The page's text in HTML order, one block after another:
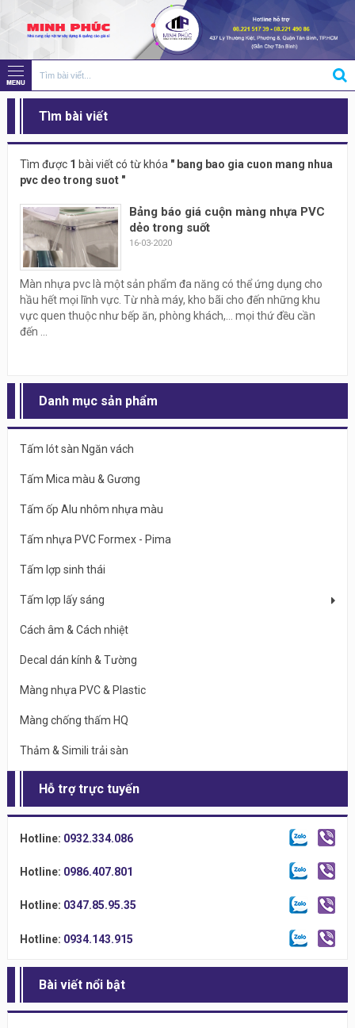
Tìm bài viết
Tìm được 1 bài viết có từ khóa " bang bao gia cuon mang nhua
pvc deo trong suot "
Bảng báo giá cuộn màng nhựa PVC
dẻo trong suốt
16-03-2020
Màn nhựa pvc là một sản phẩm đa năng có thể ứng dụng cho
hầu hết mọi lĩnh vực. Từ nhà máy, kho bãi cho đến những khu
vực quen thuộc như bếp ăn, phòng khách,… mọi thứ đều cần
đến ...
Danh mục sản phẩm
Tấm lót sàn Ngăn vách
Tấm Mica màu & Gương
Tấm ốp Alu nhôm nhựa màu
Tấm nhựa PVC Formex - Pima
Tấm lợp sinh thái
Tấm lợp lấy sáng
Cách âm & Cách nhiệt
Decal dán kính & Tường
Màng nhựa PVC & Plastic
Màng chống thấm HQ
Thảm & Simili trải sàn
Hỗ trợ trực tuyến
Hotline: 0932.334.086
Hotline: 0986.407.801
Hotline: 0347.85.95.35
Hotline: 0934.143.915
Bài viết nổi bật